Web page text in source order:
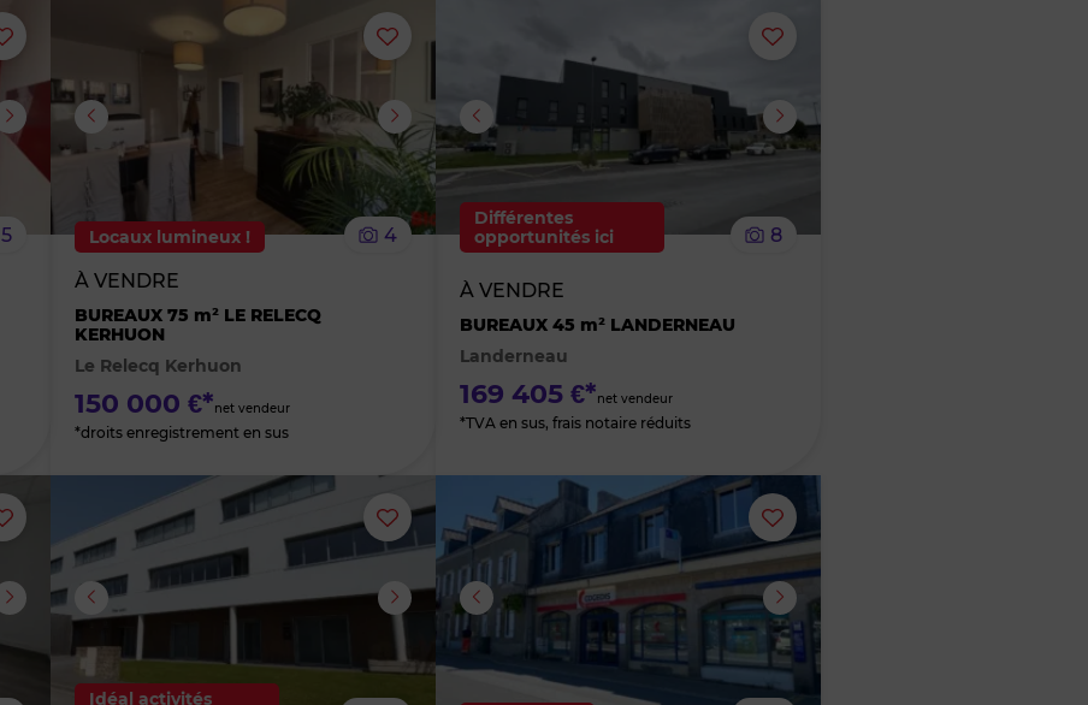
Ajouter
ou
supprimer
favoris
5
Ajouter
supprimer
le
favoris
Locaux lumineux !
4
À VENDRE
BUREAUX 75 m² LE RELECQ
KERHUON
Le Relecq Kerhuon
150 000 €*net vendeur
*droits enregistrement en sus
Ajouter
supprimer
Différentes
opportunités ici
8
À VENDRE
BUREAUX 45 m² LANDERNEAU
Landerneau
169 405 €*net vendeur
*TVA en sus, frais notaire réduits
Ajouter
ou
Ajouter
supprimer
Idéal activités
Ajouter
ou
supprimer
le